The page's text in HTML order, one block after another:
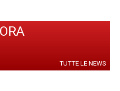
TUTTE LE NEWS